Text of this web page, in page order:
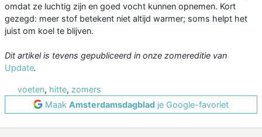
omdat ze luchtig zijn en goed vocht kunnen opnemen. Kort
gezegd: meer stof betekent niet altijd warmer; soms helpt het
juist om koel te blijven.
Dit artikel is tevens gepubliceerd in onze zomereditie van
Update.
voeten, hitte, zomers
Maak Amsterdamsdagblad je Google-favoriet